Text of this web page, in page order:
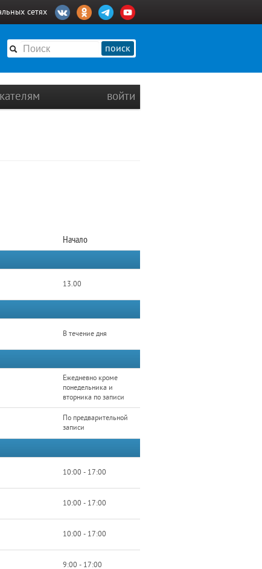
сетях
поиск
войти
Начало
13.00
В течение дня
Ежедневно кроме
понедельника и
вторника по записи
По предварительной
записи
10:00 - 17:00
10:00 - 17:00
10:00 - 17:00
9:00 - 17:00